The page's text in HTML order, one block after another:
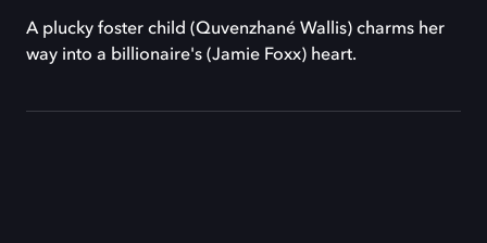
A plucky foster child (Quvenzhané Wallis) charms her
way into a billionaire's (Jamie Foxx) heart.